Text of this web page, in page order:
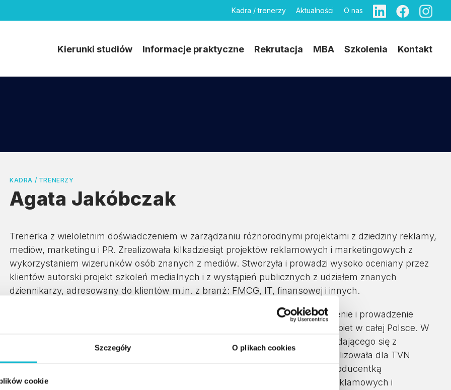
Szczegóły O plikach cookies
cookie
Kadra / trenerzy Aktualności O nas
Kierunki studiów Informacje praktyczne Rekrutacja MBA Szkolenia Kontakt
KADRA / TRENERZY
Agata Jakóbczak
Trenerka z wieloletnim doświadczeniem w zarządzaniu różnorodnymi projektami z dziedziny reklamy,
mediów, marketingu i PR. Zrealizowała kilkadziesiąt projektów reklamowych i marketingowych z
wykorzystaniem wizerunków osób znanych z mediów. Stworzyła i prowadzi wysoko oceniany przez
klientów autorski projekt szkoleń medialnych i z wystąpień publicznych z udziałem znanych
dziennikarzy, adresowany do klientów m.in. z branż: FMCG, IT, finansowej i innych.
Była współtwórczynią projektu internetowego obejmującego koncepcję, założenie i prowadzenie
portalu onaonaona.com Agaty Młynarskiej oraz organizację działań klubów kobiet w całej Polsce. W
2012 roku była Dyrektorem Festiwalu Teraz One w Łodzi dla 3000 kobiet, składającego się z
kilkudziesięciu warsztatów, paneli, konferencji i występów artystycznych. Zrealizowała dla TVN
pierwszy w Polsce projekt Product Placement w serialu telewizyjnym. Była producentką
kilkudziesięciu filmów reklamowych na zlecenie międzynarodowych agencji reklamowych i